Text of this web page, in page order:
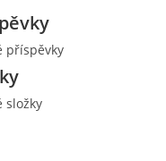
příspěvky
složky